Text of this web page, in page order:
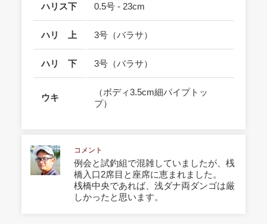
ハリス下 0.5号 - 23cm
ハリ 上 3号（バラサ）
ハリ 下 3号（バラサ）
ウキ
（ボディ3.5cm細パイプトッ
プ）
コメント
例会と試釣組で混雑していましたが、桟
橋入口2席目と座席に恵まれました。
桟橋中央であれば、浅ダナ両ダンゴは厳
しかったと思います。